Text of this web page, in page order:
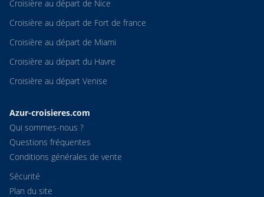
Croisière au départ de Nice
Croisière au départ de Fort de france
Croisière au départ de Miami
Croisière au départ du Havre
Croisière au départ Venise
Azur-croisieres.com
Qui sommes-nous ?
Questions fréquentes
Conditions générales de vente
Sécurité
Plan du site